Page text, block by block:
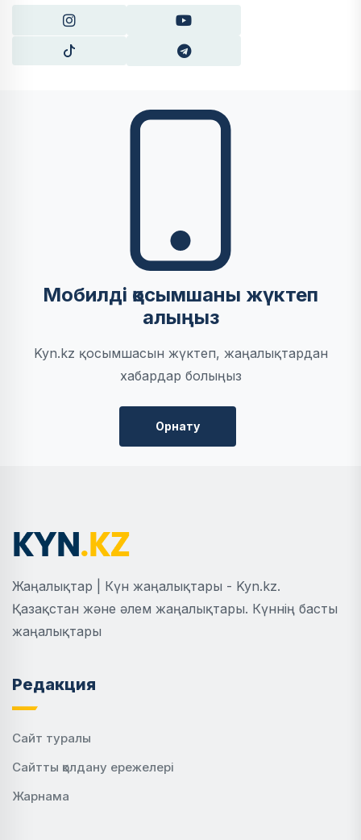
Мобилді қосымшаны жүктеп
алыңыз
Kyn.kz қосымшасын жүктеп, жаңалықтардан
хабардар болыңыз
Орнату
Жаңалықтар | Күн жаңалықтары - Kyn.kz.
Қазақстан және әлем жаңалықтары. Күннің басты
жаңалықтары
Редакция
Сайт туралы
Сайтты қолдану ережелері
Жарнама